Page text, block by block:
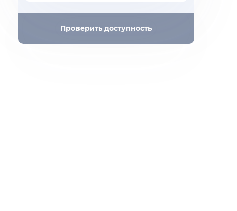
Проверить доступность